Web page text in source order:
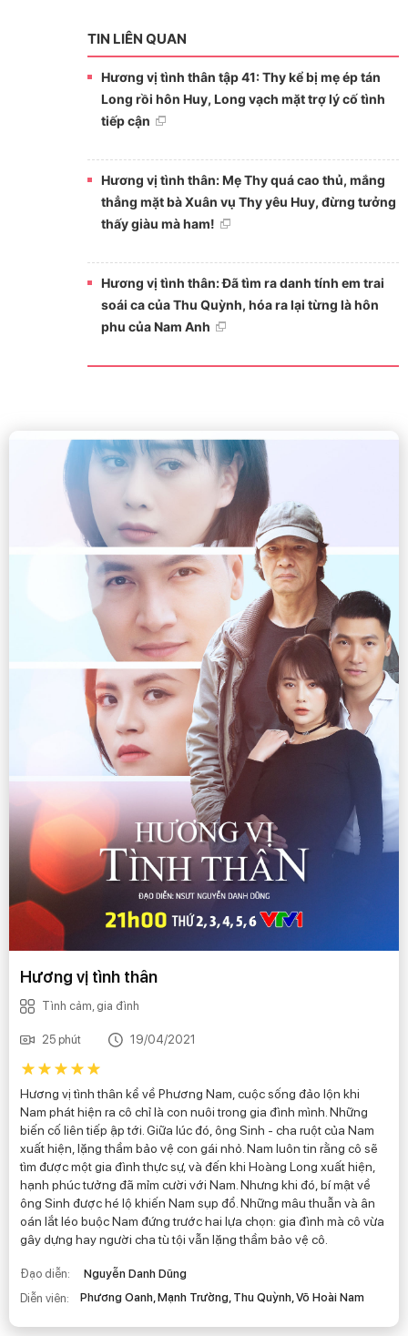
TIN LIÊN QUAN
Hương vị tình thân tập 41: Thy kể bị mẹ ép tán
Long rồi hôn Huy, Long vạch mặt trợ lý cố tình
tiếp cận
Hương vị tình thân: Mẹ Thy quá cao thủ, mắng
thẳng mặt bà Xuân vụ Thy yêu Huy, đừng tưởng
thấy giàu mà ham!
Hương vị tình thân: Đã tìm ra danh tính em trai
soái ca của Thu Quỳnh, hóa ra lại từng là hôn
phu của Nam Anh
Hương vị tình thân
Tình cảm, gia đình
25 phút 19/04/2021
Hương vị tình thân kể về Phương Nam, cuộc sống đảo lộn khi
Nam phát hiện ra cô chỉ là con nuôi trong gia đình mình. Những
biến cố liên tiếp ập tới. Giữa lúc đó, ông Sinh - cha ruột của Nam
xuất hiện, lặng thầm bảo vệ con gái nhỏ. Nam luôn tin rằng cô sẽ
tìm được một gia đình thực sự, và đến khi Hoàng Long xuất hiện,
hạnh phúc tưởng đã mỉm cười với Nam. Nhưng khi đó, bí mật về
ông Sinh được hé lộ khiến Nam sụp đổ. Những mâu thuẫn và ân
oán lắt léo buộc Nam đứng trước hai lựa chọn: gia đình mà cô vừa
gây dựng hay người cha tù tội vẫn lặng thầm bảo vệ cô.
Đạo diễn:
Nguyễn Danh Dũng
Diễn viên:
Phương Oanh, Mạnh Trường, Thu Quỳnh, Võ Hoài Nam